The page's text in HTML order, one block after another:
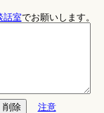
話室でお願いします。
注意